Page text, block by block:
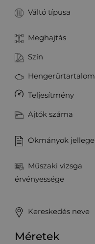
Váltó típusa
Meghajtás
Szín
Hengerűrtartalom
Teljesítmény
Ajtók száma
Okmányok jellege
Műszaki vizsga
érvényessége
Kereskedés neve
Méretek